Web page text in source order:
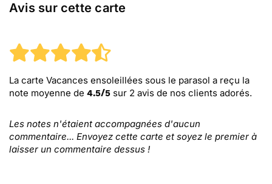
Avis sur cette carte
La carte Vacances ensoleillées sous le parasol a reçu la
note moyenne de 4.5/5 sur 2 avis de nos clients adorés.
Les notes n'étaient accompagnées d'aucun
commentaire... Envoyez cette carte et soyez le premier à
laisser un commentaire dessus !